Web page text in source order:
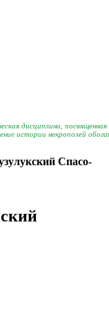
дисциплина,
истории некрополей
Спасо-